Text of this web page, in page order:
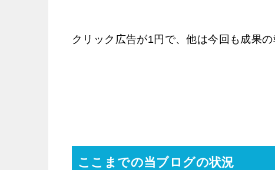
クリック広告が1円で、他は今回も成果の
ここまでの当ブログの状況